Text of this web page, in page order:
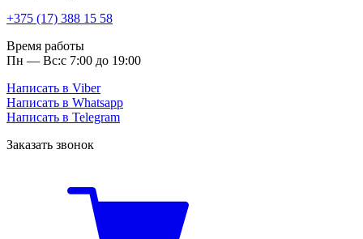
+375 (17) 388 15 58
Время работы
Пн — Вс:с 7:00 до 19:00
Написать в Viber
Написать в Whatsapp
Написать в Telegram
Заказать звонок